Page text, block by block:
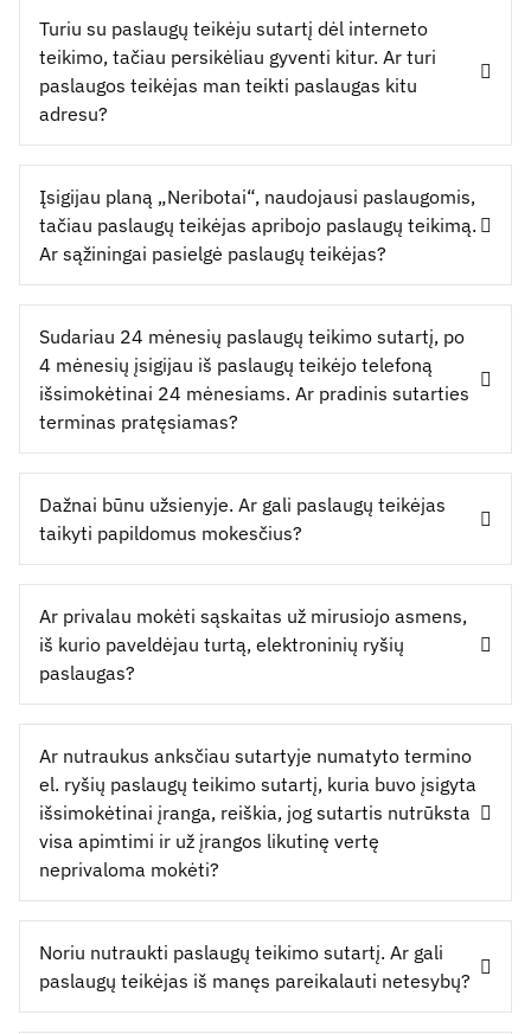
Turiu su paslaugų teikėju sutartį dėl interneto
teikimo, tačiau persikėliau gyventi kitur. Ar turi
paslaugos teikėjas man teikti paslaugas kitu
adresu?
Įsigijau planą „Neribotai“, naudojausi paslaugomis,
tačiau paslaugų teikėjas apribojo paslaugų teikimą.
Ar sąžiningai pasielgė paslaugų teikėjas?
Sudariau 24 mėnesių paslaugų teikimo sutartį, po
4 mėnesių įsigijau iš paslaugų teikėjo telefoną
išsimokėtinai 24 mėnesiams. Ar pradinis sutarties
terminas pratęsiamas?
Dažnai būnu užsienyje. Ar gali paslaugų teikėjas
taikyti papildomus mokesčius?
Ar privalau mokėti sąskaitas už mirusiojo asmens,
iš kurio paveldėjau turtą, elektroninių ryšių
paslaugas?
Ar nutraukus anksčiau sutartyje numatyto termino
el. ryšių paslaugų teikimo sutartį, kuria buvo įsigyta
išsimokėtinai įranga, reiškia, jog sutartis nutrūksta
visa apimtimi ir už įrangos likutinę vertę
neprivaloma mokėti?
Noriu nutraukti paslaugų teikimo sutartį. Ar gali
paslaugų teikėjas iš manęs pareikalauti netesybų?